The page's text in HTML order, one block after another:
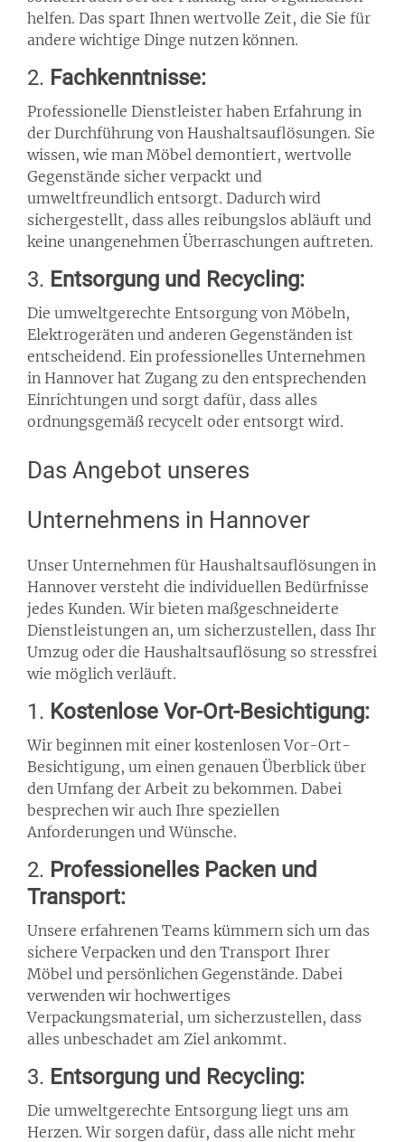
helfen. Das spart Ihnen wertvolle Zeit, die Sie für
andere wichtige Dinge nutzen können.
2. Fachkenntnisse:
Professionelle Dienstleister haben Erfahrung in
der Durchführung von Haushaltsauflösungen. Sie
wissen, wie man Möbel demontiert, wertvolle
Gegenstände sicher verpackt und
umweltfreundlich entsorgt. Dadurch wird
sichergestellt, dass alles reibungslos abläuft und
keine unangenehmen Überraschungen auftreten.
3. Entsorgung und Recycling:
Die umweltgerechte Entsorgung von Möbeln,
Elektrogeräten und anderen Gegenständen ist
entscheidend. Ein professionelles Unternehmen
in Hannover hat Zugang zu den entsprechenden
Einrichtungen und sorgt dafür, dass alles
ordnungsgemäß recycelt oder entsorgt wird.
Das Angebot unseres
Unternehmens in Hannover
Unser Unternehmen für Haushaltsauflösungen in
Hannover versteht die individuellen Bedürfnisse
jedes Kunden. Wir bieten maßgeschneiderte
Dienstleistungen an, um sicherzustellen, dass Ihr
Umzug oder die Haushaltsauflösung so stressfrei
wie möglich verläuft.
1. Kostenlose Vor-Ort-Besichtigung:
Wir beginnen mit einer kostenlosen Vor-Ort-
Besichtigung, um einen genauen Überblick über
den Umfang der Arbeit zu bekommen. Dabei
besprechen wir auch Ihre speziellen
Anforderungen und Wünsche.
2. Professionelles Packen und
Transport:
Unsere erfahrenen Teams kümmern sich um das
sichere Verpacken und den Transport Ihrer
Möbel und persönlichen Gegenstände. Dabei
verwenden wir hochwertiges
Verpackungsmaterial, um sicherzustellen, dass
alles unbeschadet am Ziel ankommt.
3. Entsorgung und Recycling:
Die umweltgerechte Entsorgung liegt uns am
Herzen. Wir sorgen dafür, dass alle nicht mehr